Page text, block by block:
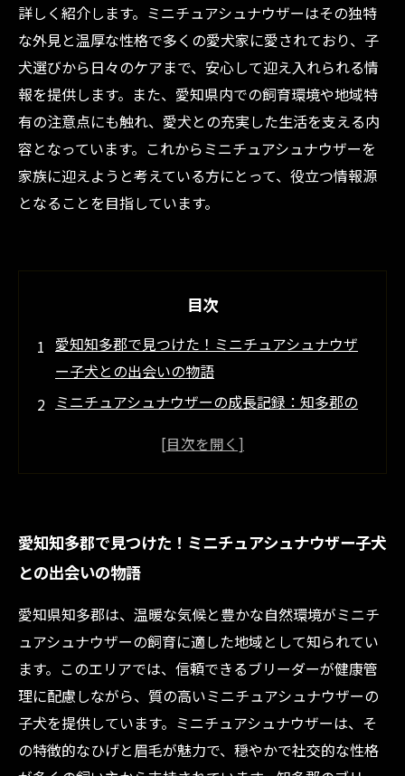
詳しく紹介します。ミニチュアシュナウザーはその独特
な外見と温厚な性格で多くの愛犬家に愛されており、子
犬選びから日々のケアまで、安心して迎え入れられる情
報を提供します。また、愛知県内での飼育環境や地域特
有の注意点にも触れ、愛犬との充実した生活を支える内
容となっています。これからミニチュアシュナウザーを
家族に迎えようと考えている方にとって、役立つ情報源
となることを目指しています。
目次
愛知知多郡で見つけた！ミニチュアシュナウザ
ー子犬との出会いの物語
ミニチュアシュナウザーの成長記録：知多郡の
健康で元気に育つ！知多郡でのミニチュアシュ
ウザーの魅力とは？
子犬選びから日常ケアまで！知多郡で安心して
迎えるミニチュアシュナウザーライフ
知多郡の信頼できるブリーダーが教える！ミニ
チュアシュナウザー購入のポイント
愛知県でミニチュアシュナウザーと過ごす幸せ
な毎日：地域特有の飼育環境を知る
愛知知多郡で見つけた！ミニチュアシュナウザー子犬
との出会いの物語
愛知県知多郡は、温暖な気候と豊かな自然環境がミニチ
ュアシュナウザーの飼育に適した地域として知られてい
ます。このエリアでは、信頼できるブリーダーが健康管
理に配慮しながら、質の高いミニチュアシュナウザーの
子犬を提供しています。ミニチュアシュナウザーは、そ
の特徴的なひげと眉毛が魅力で、穏やかで社交的な性格